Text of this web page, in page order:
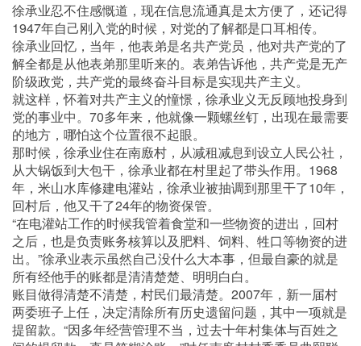
徐承业忍不住感慨道，现在信息流通真是太方便了，还记得
1947年自己刚入党的时候，对党的了解都是口耳相传。
徐承业回忆，当年，他表弟是名共产党员，他对共产党的了
解全都是从他表弟那里听来的。表弟告诉他，共产党是无产
阶级政党，共产党的最终奋斗目标是实现共产主义。
就这样，怀着对共产主义的憧憬，徐承业义无反顾地投身到
党的事业中。70多年来，他就像一颗螺丝钉，出现在最需要
的地方，哪怕这个位置很不起眼。
那时候，徐承业住在南廒村，从减租减息到设立人民公社，
从大锅饭到大包干，徐承业都在村里起了带头作用。1968
年，米山水库修建电灌站，徐承业被抽调到那里干了10年，
回村后，他又干了24年的物资保管。
“在电灌站工作的时候我管着食堂和一些物资的进出，回村
之后，也是负责账务核算以及肥料、饲料、牲口等物资的进
出。”徐承业表示虽然自己没什么大本事，但最自豪的就是
所有经他手的账都是清清楚楚、明明白白。
账目做得清楚不清楚，村民们最清楚。2007年，新一届村
两委班子上任，决定清除所有历史遗留问题，其中一项就是
提留款。“因多年经营管理不当，过去十年村集体与百姓之